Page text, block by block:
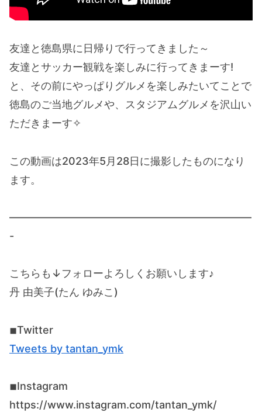
友達と徳島県に日帰りで行ってきました～
友達とサッカー観戦を楽しみに行ってきまーす!
と、その前にやっぱりグルメを楽しみたいてことで
徳島のご当地グルメや、スタジアムグルメを沢山い
ただきまーす✧
この動画は2023年5月28日に撮影したものになり
ます。
———————————————————————
-
こちらも↓フォローよろしくお願いします♪
丹 由美子(たん ゆみこ)
◾︎Twitter
Tweets by tantan_ymk
◾︎Instagram
https://www.instagram.com/tantan_ymk/